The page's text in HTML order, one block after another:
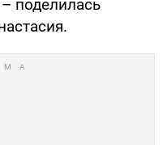
поделилась